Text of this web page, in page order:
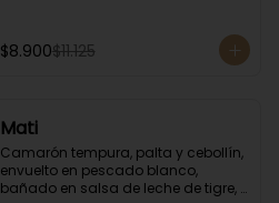
$8.900$11.125
Mati
Camarón tempura, palta y cebollín,
envuelto en pescado blanco,
bañado en salsa de leche de tigre,